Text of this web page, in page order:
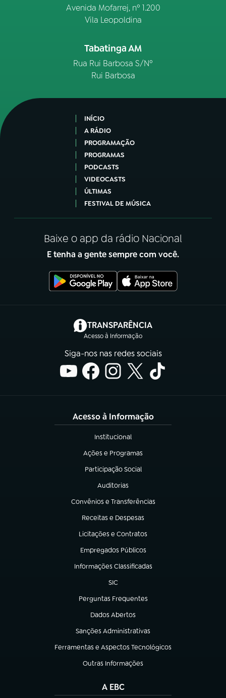
Avenida Mofarrej, nº 1.200
Vila Leopoldina
Tabatinga AM
Rua Rui Barbosa S/Nº
Rui Barbosa
INÍCIO
A RÁDIO
PROGRAMAÇÃO
PROGRAMAS
PODCASTS
VIDEOCASTS
ÚLTIMAS
FESTIVAL DE MÚSICA
Baixe o app da rádio Nacional
E tenha a gente sempre com você.
TRANSPARÊNCIA
Acesso à Informação
(abre em nova aba)
Siga-nos nas redes sociais
Acesso à Informação
Institucional
(abre em nova aba)
Ações e Programas
(abre em nova aba)
Participação Social
(abre em nova aba)
Auditorias
(abre em nova aba)
Convênios e Transferências
(abre em nova aba)
Receitas e Despesas
(abre em nova aba)
Licitações e Contratos
(abre em nova aba)
Empregados Públicos
(abre em nova aba)
Informações Classificadas
(abre em nova aba)
SIC
(abre em nova aba)
Perguntas Frequentes
(abre em nova aba)
Dados Abertos
(abre em nova aba)
Sanções Administrativas
(abre em nova aba)
Ferramentas e Aspectos Tecnológicos
(abre em nova aba)
Outras Informações
(abre em nova aba)
A EBC